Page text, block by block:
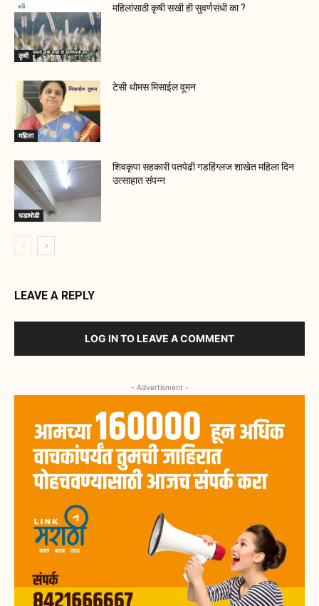
कृषी
महिलांसाठी कृषी सखी ही सुवर्णसंधी का ?
महिला
टेसी थोमस मिसाईल वूमन
घडामोडी
शिवकृपा सहकारी पतपेढी गडहिंग्लज शाखेत महिला दिन
उत्साहात संपन्न
LEAVE A REPLY
LOG IN TO LEAVE A COMMENT
- Advertisment -